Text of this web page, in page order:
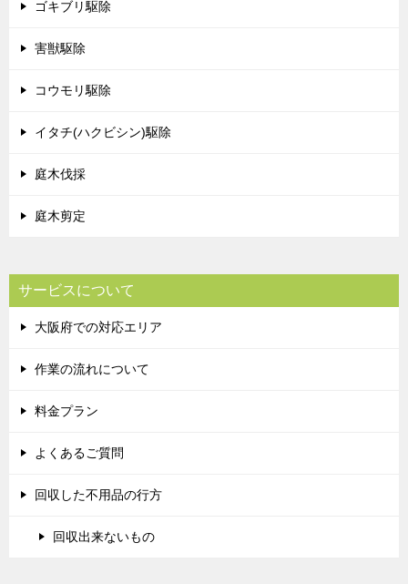
ゴキブリ駆除
害獣駆除
コウモリ駆除
イタチ(ハクビシン)駆除
庭木伐採
庭木剪定
サービスについて
大阪府での対応エリア
作業の流れについて
料金プラン
よくあるご質問
回収した不用品の行方
回収出来ないもの